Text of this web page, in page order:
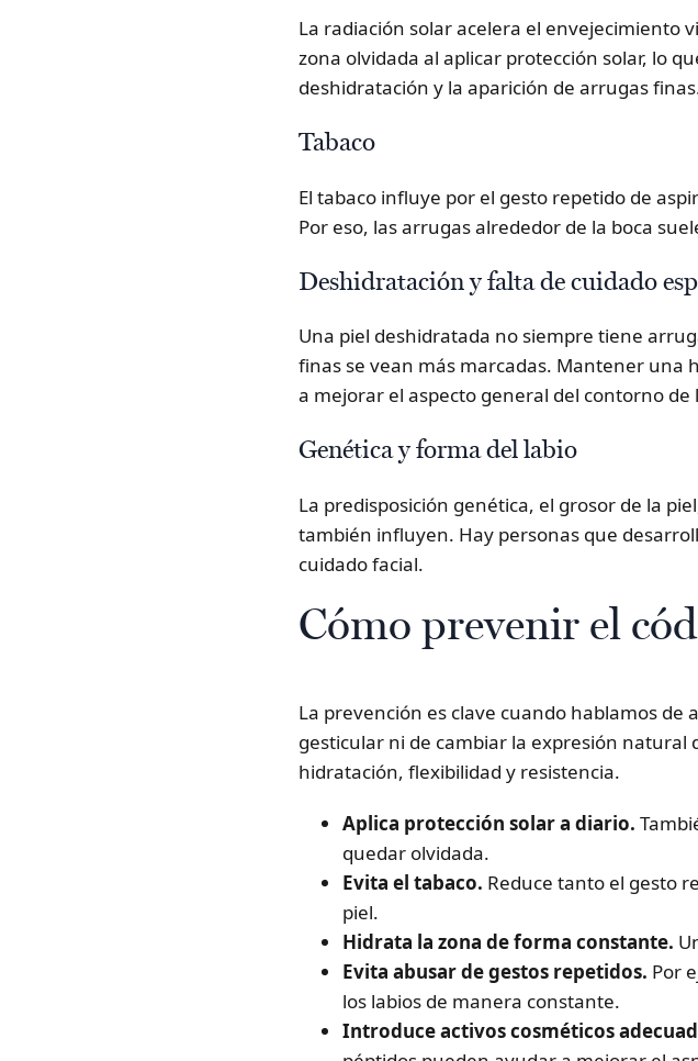
La radiación solar acelera el envejecimiento
zona olvidada al aplicar protección solar, lo
deshidratación y la aparición de arrugas
Tabaco
El tabaco influye por el gesto repetido de
Por eso, las arrugas alrededor de la boca
Deshidratación y falta de cuidado
Una piel deshidratada no siempre tiene
finas se vean más marcadas. Mantener una
a mejorar el aspecto general del contorno de
Genética y forma del labio
La predisposición genética, el grosor de la
también influyen. Hay personas que
cuidado facial.
Cómo prevenir el
La prevención es clave cuando hablamos de
gesticular ni de cambiar la expresión natural
hidratación, flexibilidad y resistencia.
Aplica protección solar a diario.
quedar olvidada.
Evita el tabaco. Reduce tanto el gesto
piel.
Hidrata la zona de forma constante.
Evita abusar de gestos repetidos. Por
los labios de manera constante.
Introduce activos cosméticos